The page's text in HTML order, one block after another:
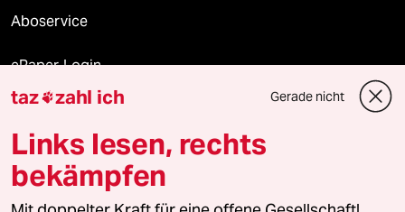
Aboservice
ePaper Login
Downloads für Abonnierende
© 2026 taz Verlags und Vertriebs GmbH
Alle Rechte vorbehalten. Bei rechtlichen Fragen oder für Genehmigungen
taz zahl ich Gerade nicht
Links lesen, rechts
bekämpfen